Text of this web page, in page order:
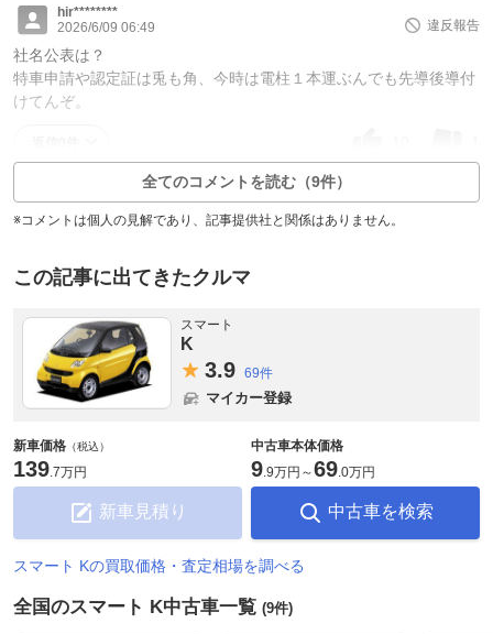
hir********
2026/6/09 06:49
違反報告
社名公表は？
特車申請や認定証は兎も角、今時は電柱１本運ぶんでも先導後導付
けてんぞ。
全てのコメントを読む（9件）
※コメントは個人の見解であり、記事提供社と関係はありません。
この記事に出てきたクルマ
スマート
K
3.9 69件
マイカー登録
新車価格 （税込）
139.7万円
新車見積り
中古車本体価格
9.9万円 ～69.0万円
中古車を検索
スマート Kの買取価格・査定相場を調べる
全国のスマート K中古車一覧 (9件)